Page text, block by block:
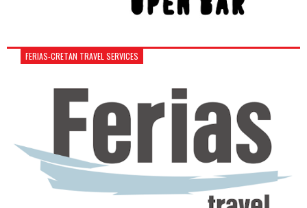
FERIAS-CRETAN TRAVEL SERVICES